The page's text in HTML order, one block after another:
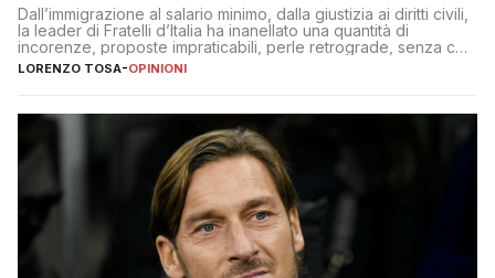
Dall’immigrazione al salario minimo, dalla giustizia ai diritti civili,
la leader di Fratelli d’Italia ha inanellato una quantità di
incorenze, proposte impraticabili, perle retrograde, senza che
nessuno – a destra come a sinistra – glielo abbia fatto notare
LORENZO TOSA-OPINIONI